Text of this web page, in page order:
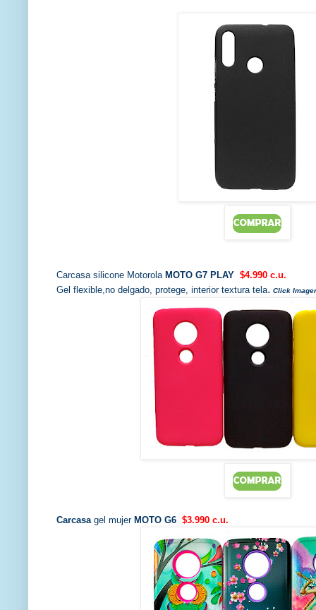
Carcasa silicone Motorola MOTO G7 PLAY $4.990 c.u.
Gel flexible,no delgado, protege, interior textura tela. Click
Carcasagel mujer MOTO G6 $3.990 c.u.